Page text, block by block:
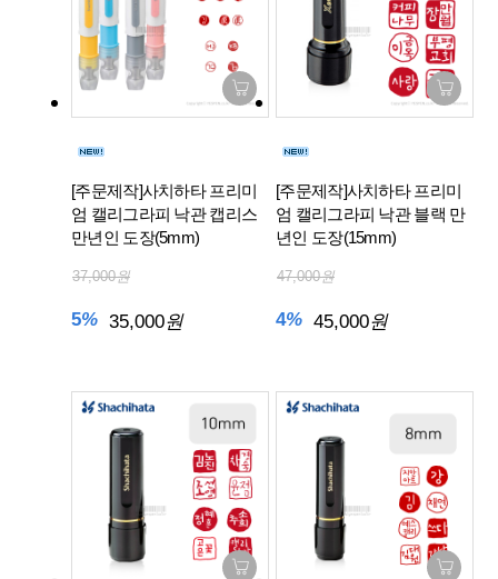
[주문제작]사치하타 프리미
엄 캘리그라피 낙관 캡리스
만년인 도장(5mm)
37,000원
5% 35,000원
[주문제작]사치하타 프리미
엄 캘리그라피 낙관 블랙 만
년인 도장(15mm)
47,000원
4% 45,000원